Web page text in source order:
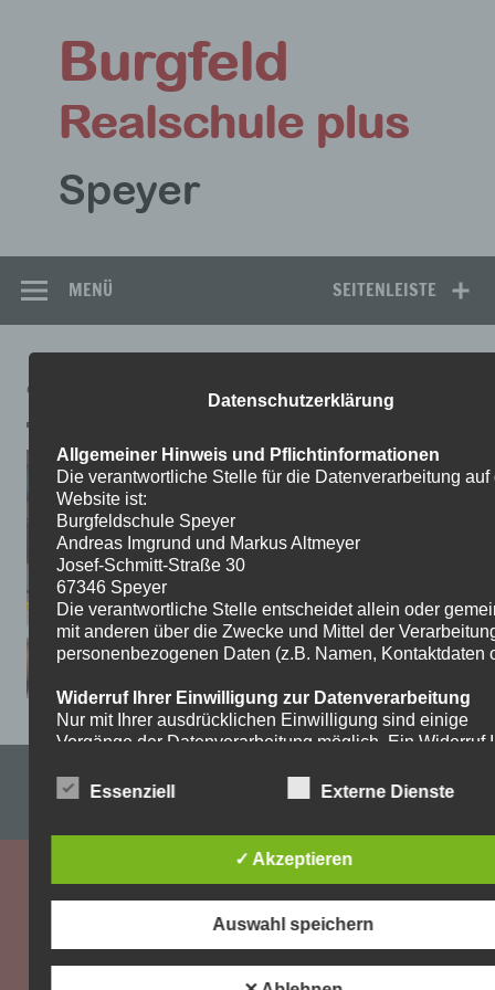
springen
SEITENLEISTE
MENÜ
4 Datenschutzerklärung
Allgemeiner Hinweis und Pflichtinformationen
Die verantwortliche Stelle für die Datenverarbeitung auf
Website ist:
Burgfeldschule Speyer
Andreas Imgrund und Markus Altmeyer
Josef-Schmitt-Straße 30
67346 Speyer
Die verantwortliche Stelle entscheidet allein oder
mit anderen über die Zwecke und Mittel der
personenbezogenen Daten (z.B. Namen, Kontaktdaten
Widerruf Ihrer Einwilligung zur Datenverarbeitung
Nur mit Ihrer ausdrücklichen Einwilligung sind einige
Vorgänge der Datenverarbeitung möglich. Ein Widerruf
Widerruf genügt eine formlose Mitteilung per E-Mail. Die
Recht auf Beschwerde bei der zuständigen
Aufsichtsbehörde
Als Betroffener steht Ihnen im Falle eines
der zuständigen Aufsichtsbehörde zu. Zuständige
Aufsichtsbehörde bezüglich datenschutzrechtlicher
Essenziell Externe Dienste
✓ Akzeptieren
Auswahl speichern